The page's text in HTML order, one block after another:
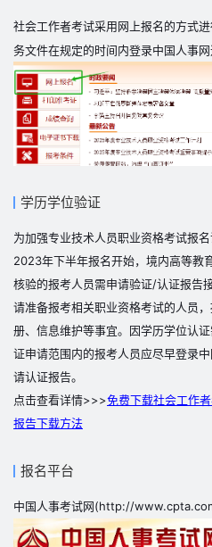
社会工作者考试采用网上报名的方式
务文件在规定的时间内登录中国人事网
学历学位验证
为加强专业技术人员职业资格考试报
2023年下半年报名开始，境内高等教
核验的报考人员需申请验证/认证报告接
请准备报考相关职业资格考试的人员
册、信息维护等事宜。因学历学位认
证申请范围内的报考人员应尽早登录
请认证报告。
点击查看详情>>>免费下载社会工作
报告下载方法
报名平台
中国人事考试网(http://